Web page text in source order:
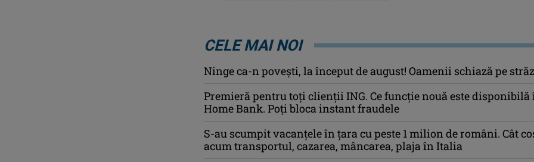
CELE MAI NOI
Ninge ca-n povești, la început de august! Oamenii schiază pe
Premieră pentru toți clienții ING. Ce funcție nouă este disponibilă
Home Bank. Poți bloca instant fraudele
S-au scumpit vacanțele în țara cu peste 1 milion de români. Cât
acum transportul, cazarea, mâncarea, plaja în Italia